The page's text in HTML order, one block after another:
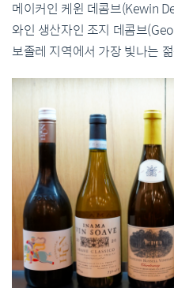
메이커인 케윈 데콤브(Kewin
와인 생산자인 조지 데콤브
보졸레 지역에서 가장 빛나는